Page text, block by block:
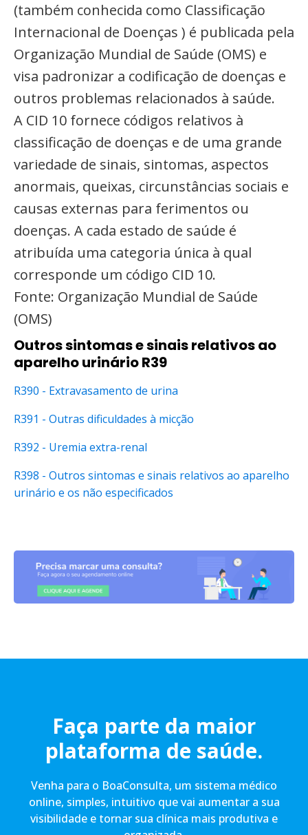
(também conhecida como Classificação
Internacional de Doenças ) é publicada pela
Organização Mundial de Saúde (OMS) e
visa padronizar a codificação de doenças e
outros problemas relacionados à saúde.
A CID 10 fornece códigos relativos à
classificação de doenças e de uma grande
variedade de sinais, sintomas, aspectos
anormais, queixas, circunstâncias sociais e
causas externas para ferimentos ou
doenças. A cada estado de saúde é
atribuída uma categoria única à qual
corresponde um código CID 10.
Fonte: Organização Mundial de Saúde
(OMS)
Outros sintomas e sinais relativos ao
aparelho urinário R39
R390 - Extravasamento de urina
R391 - Outras dificuldades à micção
R392 - Uremia extra-renal
R398 - Outros sintomas e sinais relativos ao aparelho
urinário e os não especificados
Faça parte da maior
plataforma de saúde.
Venha para o BoaConsulta, um sistema médico
online, simples, intuitivo que vai aumentar a sua
visibilidade e tornar sua clínica mais produtiva e